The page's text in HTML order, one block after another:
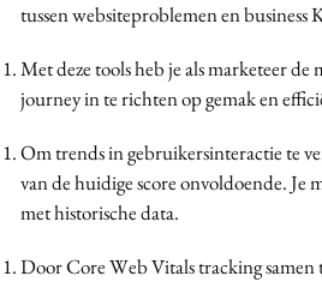
tussen websiteproblemen en business
Met deze tools heb je als marketeer
journey in te richten op gemak en
Om trends in gebruikersinteractie te
van de huidige score onvoldoende. Je
met historische data.
Door Core Web Vitals tracking samen